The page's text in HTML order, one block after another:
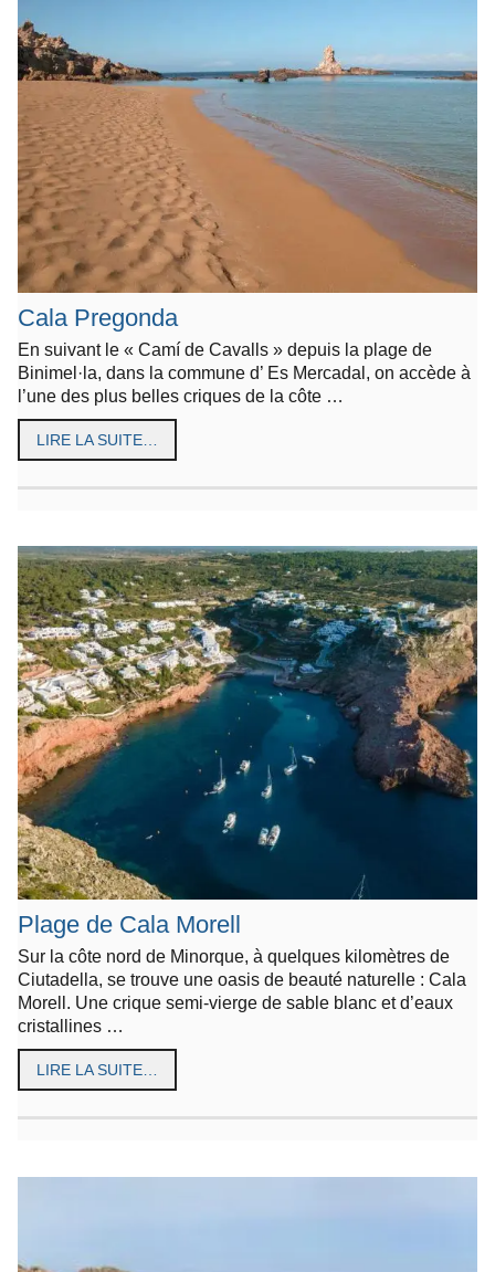
Cala Pregonda
En suivant le « Camí de Cavalls » depuis la plage de
Binimel·la, dans la commune d’ Es Mercadal, on accède à
l’une des plus belles criques de la côte …
LIRE LA SUITE…
Plage de Cala Morell
Sur la côte nord de Minorque, à quelques kilomètres de
Ciutadella, se trouve une oasis de beauté naturelle : Cala
Morell. Une crique semi-vierge de sable blanc et d’eaux
cristallines …
LIRE LA SUITE…